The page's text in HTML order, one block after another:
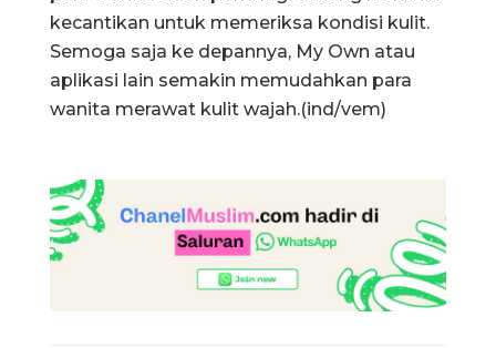
kecantikan untuk memeriksa kondisi kulit.
Semoga saja ke depannya, My Own atau
aplikasi lain semakin memudahkan para
wanita merawat kulit wajah.(ind/vem)